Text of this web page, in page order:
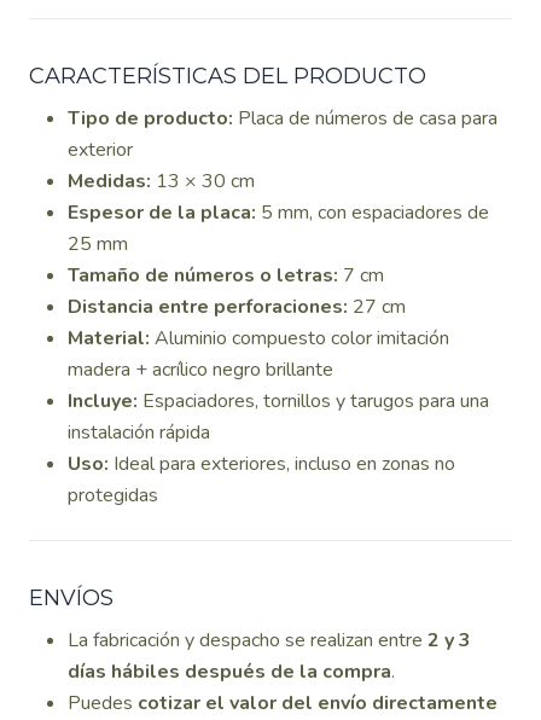
CARACTERÍSTICAS DEL PRODUCTO
Tipo de producto: Placa de números de casa para
exterior
Medidas: 13 × 30 cm
Espesor de la placa: 5 mm, con espaciadores de
25 mm
Tamaño de números o letras: 7 cm
Distancia entre perforaciones: 27 cm
Material: Aluminio compuesto color imitación
madera + acrílico negro brillante
Incluye: Espaciadores, tornillos y tarugos para una
instalación rápida
Uso: Ideal para exteriores, incluso en zonas no
protegidas
ENVÍOS
La fabricación y despacho se realizan entre 2 y 3
días hábiles después de la compra.
Puedes cotizar el valor del envío directamente